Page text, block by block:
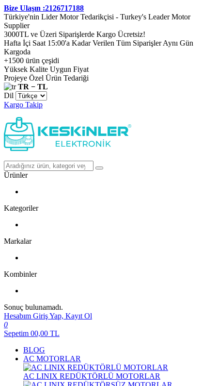
Bize Ulaşın :2126717188
Türkiye'nin Lider Motor Tedarikçisi - Turkey's Leader Motor
Supplier
3000TL ve Üzeri Siparişlerde Kargo Ücretsiz!
Hafta İçi Saat 15:00'a Kadar Verilen Tüm Siparişler Aynı Gün
Kargoda
+1500 ürün çeşidi
Yüksek Kalite Uygun Fiyat
Projeye Özel Ürün Tedariği
TR − TL
Dil
Kargo Takip
Ürünler
Kategoriler
Markalar
Kombinler
Sonuç bulunamadı.
Hesabım Giriş Yap, Kayıt Ol
0
Sepetim 00,00 TL
BLOG
AC MOTORLAR
AC LINIX REDÜKTÖRLÜ MOTORLAR